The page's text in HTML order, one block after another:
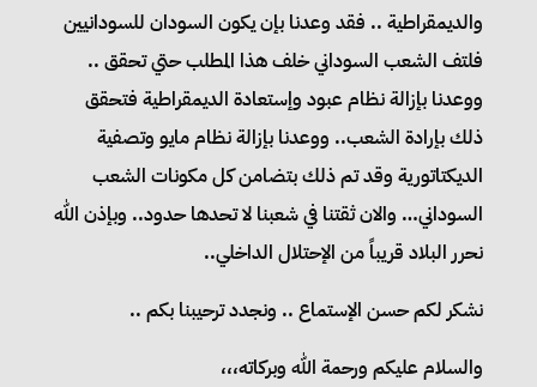
والديمقراطية .. فقد وعدنا بإن يكون السودان للسودانيين
فلتف الشعب السوداني خلف هذا المطلب حتي تحقق ..
ووعدنا بإزالة نظام عبود وإستعادة الديمقراطية فتحقق
ذلك بإرادة الشعب.. ووعدنا بإزالة نظام مايو وتصفية
الديكتاتورية وقد تم ذلك بتضامن كل مكونات الشعب
السوداني… والان ثقتنا في شعبنا لا تحدها حدود.. وبإذن الله
نحرر البلاد قريباً من الإحتلال الداخلي..
نشكر لكم حسن الإستماع .. ونجدد ترحيبنا بكم ..
والسلام عليكم ورحمة الله وبركاته،،،